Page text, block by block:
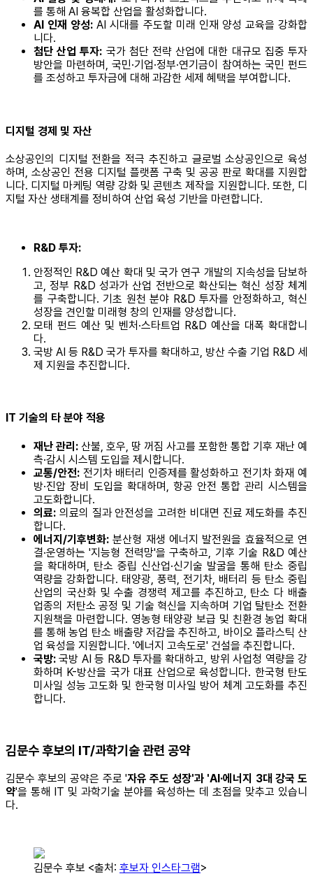
를 통해 AI 융복합 산업을 활성화합니다.
AI 인재 양성: AI 시대를 주도할 미래 인재 양성 교육을 강화합
니다.
첨단 산업 투자: 국가 첨단 전략 산업에 대한 대규모 집중 투자
방안을 마련하며, 국민·기업·정부·연기금이 참여하는 국민 펀드
를 조성하고 투자금에 대해 과감한 세제 혜택을 부여합니다.
디지털 경제 및 자산
소상공인의 디지털 전환을 적극 추진하고 글로벌 소상공인으로 육성
하며, 소상공인 전용 디지털 플랫폼 구축 및 공공 판로 확대를 지원합
니다. 디지털 마케팅 역량 강화 및 콘텐츠 제작을 지원합니다. 또한, 디
지털 자산 생태계를 정비하여 산업 육성 기반을 마련합니다.
R&D 투자:
안정적인 R&D 예산 확대 및 국가 연구 개발의 지속성을 담보하
고, 정부 R&D 성과가 산업 전반으로 확산되는 혁신 성장 체계
를 구축합니다. 기초 원천 분야 R&D 투자를 안정화하고, 혁신
성장을 견인할 미래형 창의 인재를 양성합니다.
모태 펀드 예산 및 벤처·스타트업 R&D 예산을 대폭 확대합니
다.
국방 AI 등 R&D 국가 투자를 확대하고, 방산 수출 기업 R&D 세
제 지원을 추진합니다.
IT 기술의 타 분야 적용
재난 관리: 산불, 호우, 땅 꺼짐 사고를 포함한 통합 기후 재난 예
측·감시 시스템 도입을 제시합니다.
교통/안전: 전기차 배터리 인증제를 활성화하고 전기차 화재 예
방·진압 장비 도입을 확대하며, 항공 안전 통합 관리 시스템을
고도화합니다.
의료: 의료의 질과 안전성을 고려한 비대면 진료 제도화를 추진
합니다.
에너지/기후변화: 분산형 재생 에너지 발전원을 효율적으로 연
결·운영하는 '지능형 전력망'을 구축하고, 기후 기술 R&D 예산
을 확대하며, 탄소 중립 신산업·신기술 발굴을 통해 탄소 중립
역량을 강화합니다. 태양광, 풍력, 전기차, 배터리 등 탄소 중립
산업의 국산화 및 수출 경쟁력 제고를 추진하고, 탄소 다 배출
업종의 저탄소 공정 및 기술 혁신을 지속하며 기업 탈탄소 전환
지원책을 마련합니다. 영농형 태양광 보급 및 친환경 농업 확대
를 통해 농업 탄소 배출량 저감을 추진하고, 바이오 플라스틱 산
업 육성을 지원합니다. '에너지 고속도로' 건설을 추진합니다.
국방: 국방 AI 등 R&D 투자를 확대하고, 방위 사업청 역량을 강
화하며 K-방산을 국가 대표 산업으로 육성합니다. 한국형 탄도
미사일 성능 고도화 및 한국형 미사일 방어 체계 고도화를 추진
합니다.
김문수 후보의 IT/과학기술 관련 공약
김문수 후보의 공약은 주로 '자유 주도 성장'과 'AI·에너지 3대 강국 도
약'을 통해 IT 및 과학기술 분야를 육성하는 데 초점을 맞추고 있습니
다.
김문수 후보 <출처: 후보자 인스타그램>